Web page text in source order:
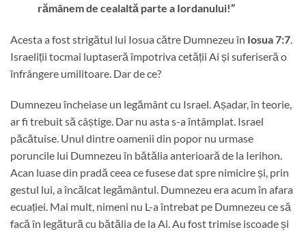
rămânem de cealaltă parte a Iordanului!”
Acesta a fost strigătul lui Iosua către Dumnezeu în Iosua 7:7
Israeliții tocmai luptaseră împotriva cetății Ai și suferiseră o
înfrângere umilitoare. Dar de ce?
Dumnezeu încheiase un legământ cu Israel. Așadar, în teorie,
ar fi trebuit să câștige. Dar nu asta s-a întâmplat. Israel
păcătuise. Unul dintre oamenii din popor nu urmase
poruncile lui Dumnezeu în bătălia anterioară de la Ierihon.
Acan luase din pradă ceea ce fusese dat spre nimicire și, prin
gestul lui, a încălcat legământul. Dumnezeu era acum în afara
ecuației. Mai mult, nimeni nu L-a întrebat pe Dumnezeu ce să
facă în legătură cu bătălia de la Ai. Au fost trimise iscoade și